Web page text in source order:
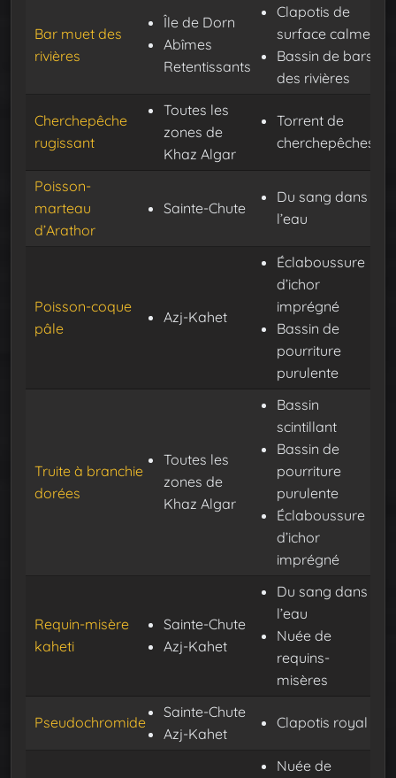
Bar muet des
rivières
Île de Dorn
Abîmes
Retentissants
Clapotis de
surface calme
Bassin de bars
des rivières
Cherchepêche
rugissant
Toutes les
zones de
Khaz Algar
Torrent de
cherchepêches
Poisson-
marteau
d’Arathor
Sainte-Chute
Du sang dans
l’eau
Poisson-coque
pâle
Azj-Kahet
Éclaboussure
d’ichor
imprégné
Bassin de
pourriture
purulente
Truite à branchie
dorées
Toutes les
zones de
Khaz Algar
Bassin
scintillant
Bassin de
pourriture
purulente
Éclaboussure
d’ichor
imprégné
Requin-misère
kaheti
Sainte-Chute
Azj-Kahet
Du sang dans
l’eau
Nuée de
requins-
misères
Pseudochromide
Sainte-Chute
Azj-Kahet
Clapotis royal
Nuée de